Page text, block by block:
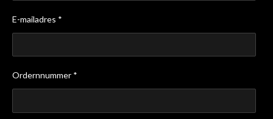
E-mailadres *
Ordernnummer *